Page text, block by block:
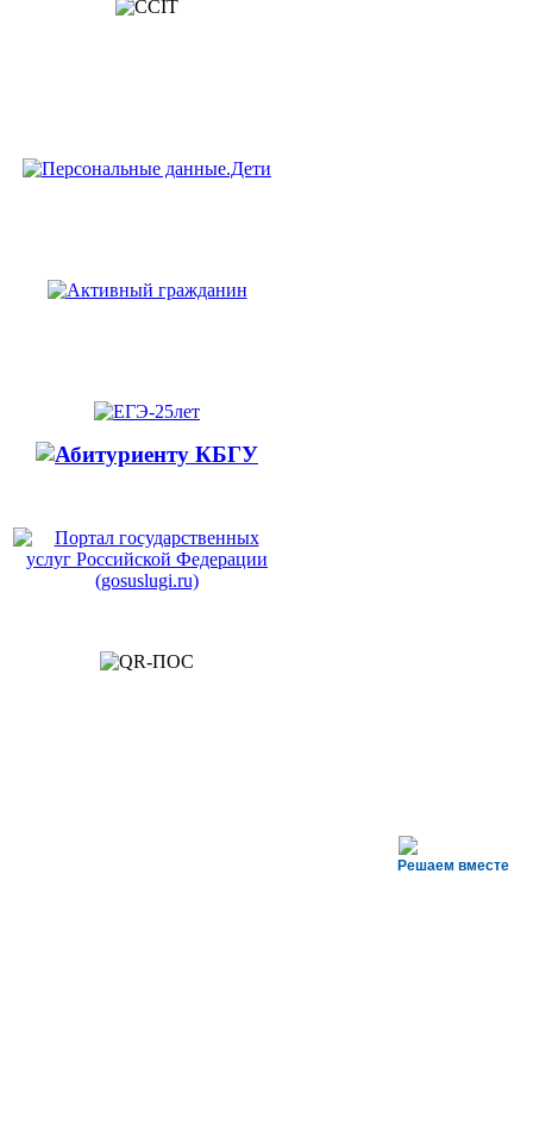
Решаем вместе